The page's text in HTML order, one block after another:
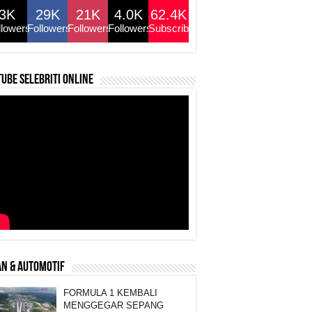
29K
Followers
21K
Followers
4.0K
Followers
62.4K
Subscribers
selebriti online
& AUTOMOTIF
FORMULA 1 KEMBALI
MENGGEGAR SEPANG